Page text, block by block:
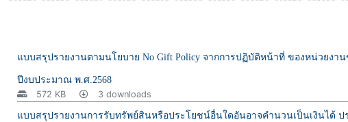
แบบสรุปรายงานตามนโยบาย No Gift Policy จากการปฏิบัติหน้าที่ ของหน่วยงา
ปีงบประมาณ พ.ศ.2568
572 KB
3 downloads
แบบสรุปรายงานการรับทรัพย์สินหรือประโยชน์อื่นใดอันอาจคำนวนเป็นเงินได้ ป